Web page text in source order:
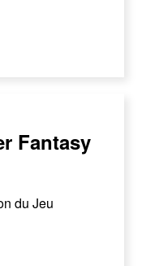
Fantasy
du Jeu